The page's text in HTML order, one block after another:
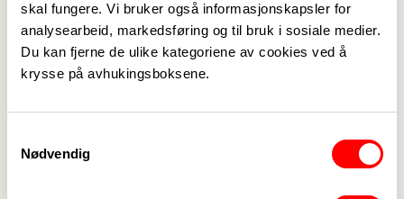
skal fungere. Vi bruker også informasjonskapsler for
analysearbeid, markedsføring og til bruk i sosiale medier.
Du kan fjerne de ulike kategoriene av cookies ved å
krysse på avhukingsboksene.
Nødvendig
Reiseutgifter dekkes etter rimeligste reisemåte.
Ved bruk av bil/samkjøringmed andre, skal dette
avtales på forhånd.
Delta
Meld deg på